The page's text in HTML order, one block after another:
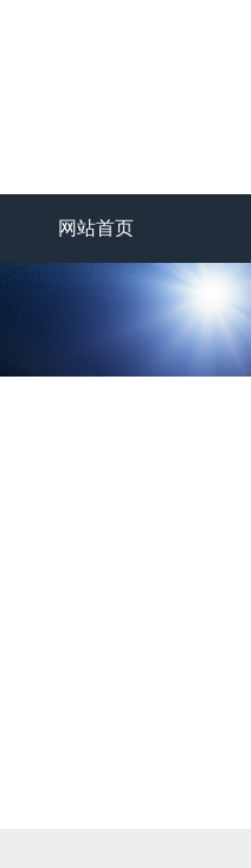
网站首页